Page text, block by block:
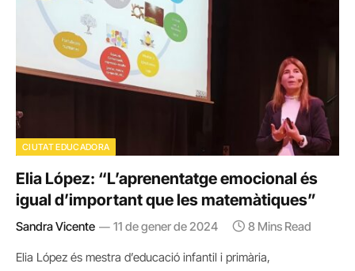
CIUTAT EDUCADORA
Elia López: “L’aprenentatge emocional és
igual d’important que les matemàtiques”
Sandra Vicente 11 de gener de 2024 8 Mins Read
Elia López és mestra d’educació infantil i primària,